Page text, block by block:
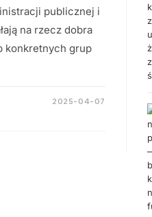
publicznej i
na rzecz dobra
konkretnych grup
2025-04-07